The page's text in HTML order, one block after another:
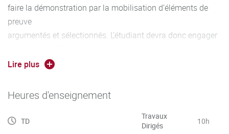
faire la démonstration par la mobilisation d’éléments de
preuve
argumentés et sélectionnés. L’étudiant devra donc engager
cohérence avec
compétences ciblés, tout en s’appuyant sur l’ensemble des
en situation proposées dans le cadre des SAÉ de troisième
Lire plus
Heures d'enseignement
TD
Travaux
Dirigés
10h